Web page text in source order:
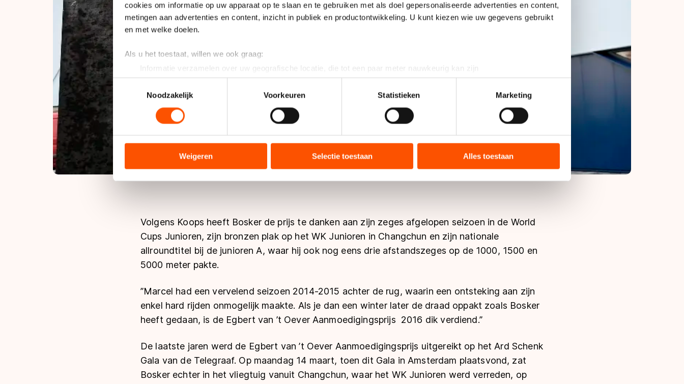
cookies om informatie op uw apparaat op te slaan en te gebruiken met als doel gepersonaliseerde advertenties en content,
metingen aan advertenties en content, inzicht in publiek en productontwikkeling. U kunt kiezen wie uw gegevens gebruikt
en met welke doelen.
Als u het toestaat, willen we ook graag:
Informatie verzamelen over uw geografische locatie, die tot een paar meter nauwkeurig kan zijn
Uw apparaat identificeren door het actief te scannen op specifieke eigenschappen (fingerprinting)
Lees meer over hoe uw persoonlijke gegevens worden verwerkt en stel uw voorkeuren in het
detailgedeeltein. U kunt uw
toestemming op elk moment wijzigen of intrekken in de Cookieverklaring.
analyseren. We delen informatie over uw gebruik van onze site met onze partners voor social media, advertenties en
analyse. Zij kunnen deze combineren met andere gegevens die u aan hen heeft verstrekt of die zij hebben verzameld via
hun services. Sommige partners kunnen gegevens doorgeven aan landen buiten de EU, zoals de VS, waar mogelijk geen
adequaat beschermingsniveau geldt volgens de GDPR. Door op ‘Toestaan’ te klikken, stemt u in met deze overdracht.
Toestemmingsselectie
Noodzakelijk
Voorkeuren Statistieken Marketing
Weigeren Selectie toestaan Alles toestaan
Volgens Koops heeft Bosker de prijs te danken aan zijn zeges afgelopen seizoen in de World
Cups Junioren, zijn bronzen plak op het WK Junioren in Changchun en zijn nationale
allroundtitel bij de junioren A, waar hij ook nog eens drie afstandszeges op de 1000, 1500 en
5000 meter pakte.
”Marcel had een vervelend seizoen 2014-2015 achter de rug, waarin een ontsteking aan zijn
enkel hard rijden onmogelijk maakte. Als je dan een winter later de draad oppakt zoals Bosker
heeft gedaan, is de Egbert van ’t Oever Aanmoedigingsprijs 2016 dik verdiend.”
De laatste jaren werd de Egbert van ’t Oever Aanmoedigingsprijs uitgereikt op het Ard Schenk
Gala van de Telegraaf. Op maandag 14 maart, toen dit Gala in Amsterdam plaatsvond, zat
Bosker echter in het vliegtuig vanuit Changchun, waar het WK Junioren werd verreden, op